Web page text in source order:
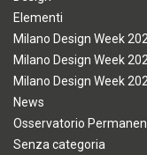
Elementi
Milano Design Week
Milano Design Week
Milano Design Week
News
Osservatorio
Senza categoria